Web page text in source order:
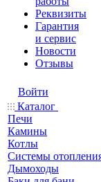
Реквизиты
Гарантия
и сервис
Новости
Отзывы
Войти
Каталог
Печи
Камины
Котлы
Системы
Дымоходы